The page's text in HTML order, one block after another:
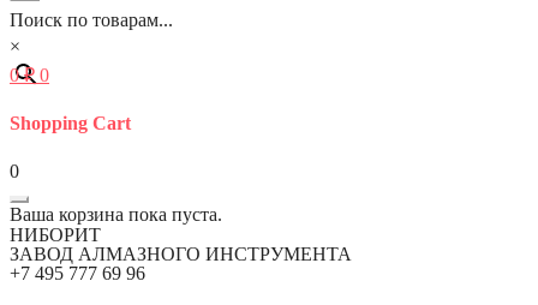
Поиск по товарам...
×
0₽ 0
Shopping Cart
0
Ваша корзина пока пуста.
НИБОРИТ
ЗАВОД АЛМАЗНОГО ИНСТРУМЕНТА
+7 495 777 69 96